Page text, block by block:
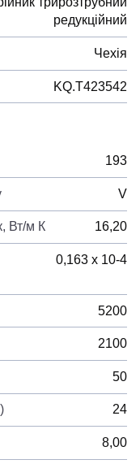
редукційний
Чехія
KQ.T423542
193
V
Вт/м К 16,20
0,163 х 10-4
5200
2100
50
24
8,00